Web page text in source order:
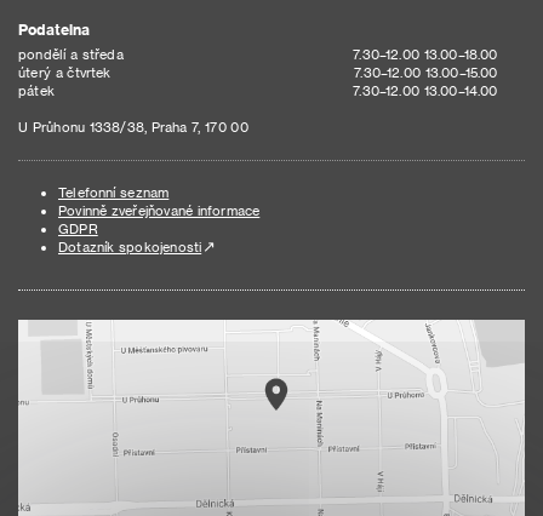
Podatelna
pondělí a středa
7.30–12.00 13.00–18.00
úterý a čtvrtek
7.30–12.00 13.00–15.00
pátek
7.30–12.00 13.00–14.00
U Průhonu 1338/38, Praha 7, 170 00
Telefonní seznam
Povinně zveřejňované informace
GDPR
Dotazník spokojenosti